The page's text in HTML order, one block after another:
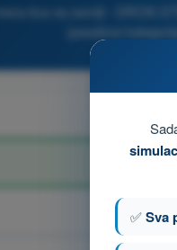
lica na zemlji - DRON
(posebna kategorija)
✅Sva